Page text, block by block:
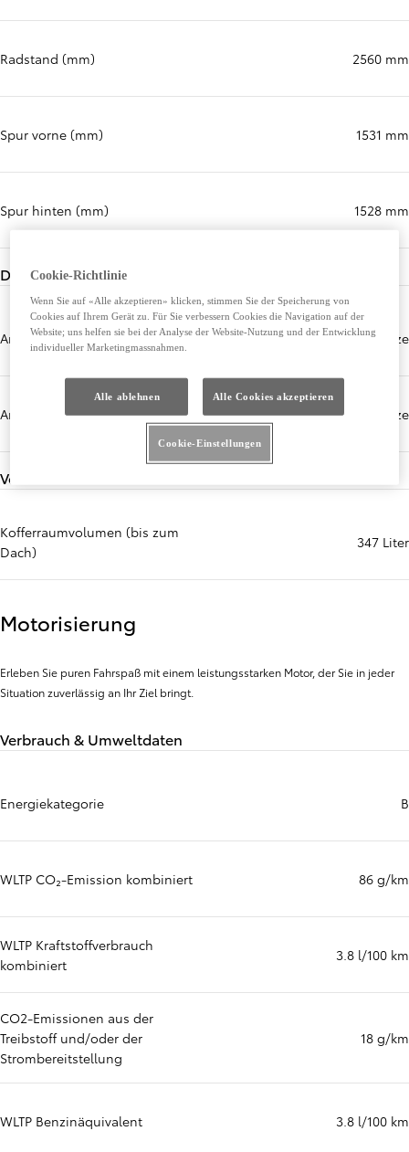
Radstand (mm) 2560 mm
Spur vorne (mm) 1531 mm
Spur hinten (mm) 1528 mm
Dimensionen Innen
Anzahl Sitzplätze 5 Sitzplätze
Anzahl Sitzplätze 5 Sitzplätze
Volumen
Kofferraumvolumen (bis zum
Dach)
347 Liter
Motorisierung
Erleben Sie puren Fahrspaß mit einem leistungsstarken Motor, der Sie in jeder
Situation zuverlässig an Ihr Ziel bringt.
Verbrauch & Umweltdaten
Energiekategorie B
WLTP CO₂-Emission kombiniert 86 g/km
WLTP Kraftstoffverbrauch
kombiniert
3.8 l/100 km
CO2-Emissionen aus der
Treibstoff und/oder der
Strombereitstellung
18 g/km
WLTP Benzinäquivalent 3.8 l/100 km
Cookie-Richtlinie
Wenn Sie auf «Alle akzeptieren» klicken, stimmen Sie der Speicherung von
Cookies auf Ihrem Gerät zu. Für Sie verbessern Cookies die Navigation auf der
Website; uns helfen sie bei der Analyse der Website-Nutzung und der Entwicklung
individueller Marketingmassnahmen.
Alle ablehnen Alle Cookies akzeptieren
Cookie-Einstellungen